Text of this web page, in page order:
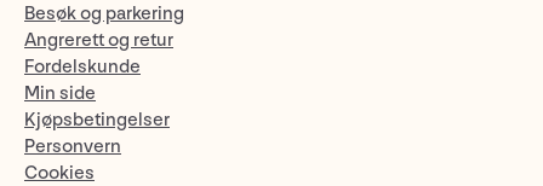
Besøk og parkering
Angrerett og retur
Fordelskunde
Min side
Kjøpsbetingelser
Personvern
Cookies